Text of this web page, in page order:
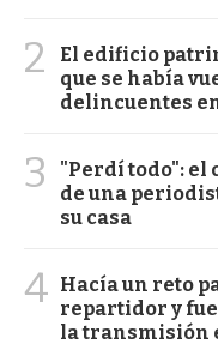
2
El edificio
que se había
delincuentes
3
"Perdí todo": el
de una
su casa
4 Hacía un reto
repartidor y
la transmisión